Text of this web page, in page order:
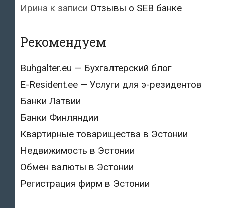
Ирина к записи Отзывы о SEB банке
Рекомендуем
Buhgalter.eu — Бухгалтерский блог
E-Resident.ee — Услуги для э-резидентов
Банки Латвии
Банки Финляндии
Квартирные товарищества в Эстонии
Недвижимость в Эстонии
Обмен валюты в Эстонии
Регистрация фирм в Эстонии